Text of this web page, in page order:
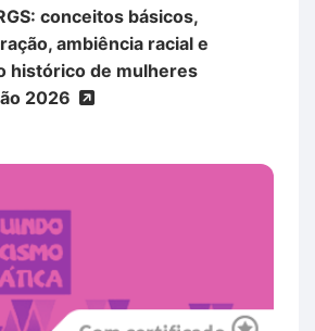
conceitos básicos,
ambiência racial e
histórico de mulheres
2026